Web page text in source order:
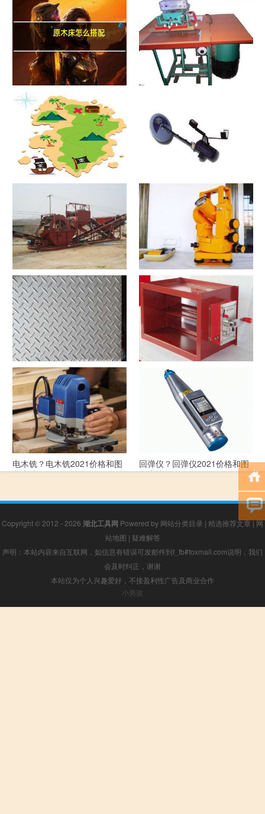
原木床怎么搭配
寻宝？寻宝2021价格和图文详
探测器？探测器2021价格和图
文详情
洗沙机？洗沙机2021价格和图
文详情
经纬仪？经纬仪2021价格和图
文详情
花纹板？花纹板2021价格和图
文详情
排烟阀？排烟阀2021价格和图
电木铣？电木铣2021价格和图
文详情
回弹仪？回弹仪2021价格和图
文详情
Copyright © 2012 - 2026 湖北工具网 Powered by 网站分类目录 | 精选推荐文章|网
站地图 | 疑难解答
声明：本站内容来自互联网，如信息有错误可发邮件到f_fb#foxmail.com说明，我们
会及时纠正，谢谢
本站仅为个人兴趣爱好，不接盈利性广告及商业合作
小男孩